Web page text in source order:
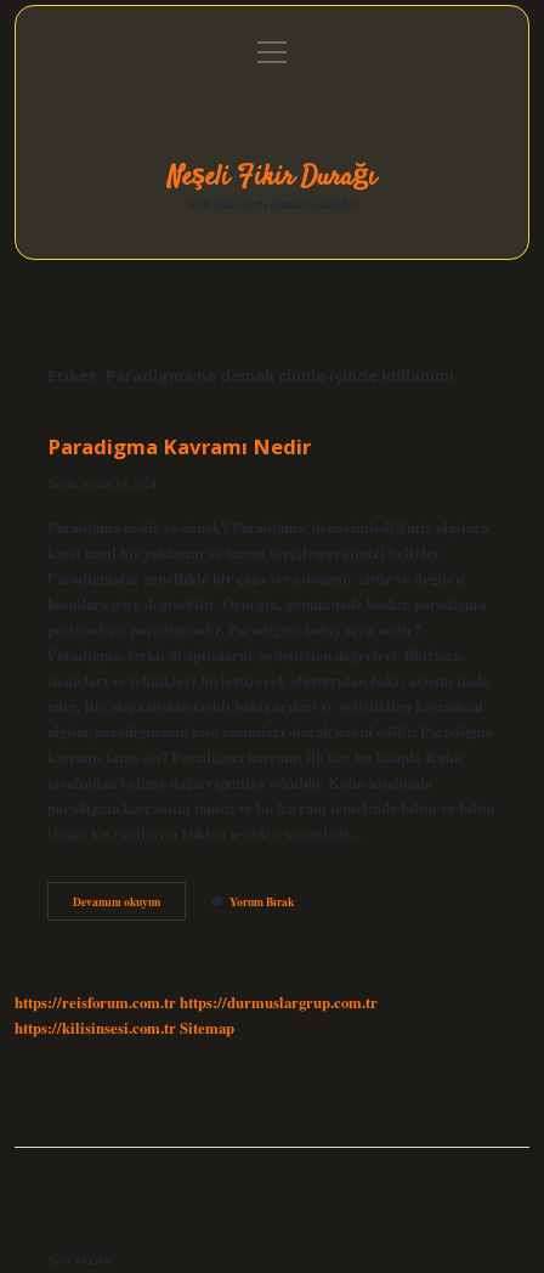
Gizlilik Politikası
menüyü
aç
Neşeli Fikir Durağı
Etiket: Paradigma ne demek cümle içinde kullanımı
Paradigma Kavramı Nedir
Tarih: Aralık 19, 2024
Paradigma nedir ve örnek? Paradigma, deneyimlediğimiz olaylara
karşı nasıl bir yaklaşım ve tutum sergileyeceğimizi belirler.
Paradigmalar genellikle bir çağa veya döneme aittir ve değişen
koşullara göre değişebilir. Örneğin, günümüzde baskın paradigma
postmodern paradigmadır. Paradigma bakış açısı nedir?
Paradigma, farklı disiplinlerde geliştirilen değerleri, fikirleri,
inançları ve teknikleri birleştirerek oluşturulan bakış açısını ifade
eder. Bir olaya ilişkin farklı bakış açıları ve geliştirilen kavramsal
algılar paradigmanın kısa tanımları olarak kabul edilir. Paradigma
kavramı kime ait? Paradigma kavramı ilk kez bu kitapla Kuhn
tarafından kelime dağarcığımıza sokuldu. Kuhn kitabında
paradigma kavramını tanıttı ve bu kavram temelinde bilim ve bilim
insanı kavramlarını kökten yeniden tanımladı…
Devamını okuyunParadigma
Kavramı
Yorum Bırak
https://reisforum.com.trhttps://durmuslargrup.com.tr
https://kilisinsesi.com.trSitemap
Son Yazılar